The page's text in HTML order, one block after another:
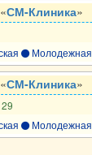
СМ-Клиника»
Молодежная
СМ-Клиника»
Молодежная